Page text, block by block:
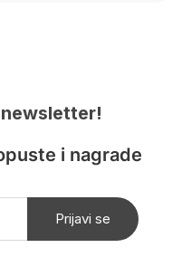
i nagrade
Prijavi se